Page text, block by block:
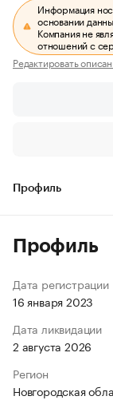
Информация
основании
Компания не
отношений с
Редактировать
Профиль
Профиль
Дата регистрации
16 января 2023
Дата ликвидации
2 августа 2026
Регион
Новгородская